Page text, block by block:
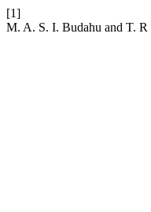
[1]
M. A. S. I. Budahu and T. R